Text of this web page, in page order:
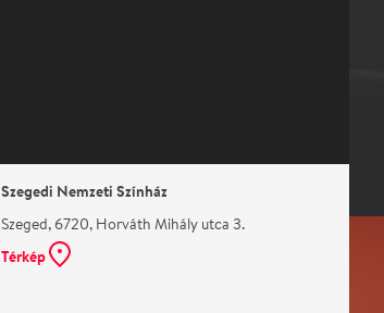
Szegedi Nemzeti Színház
Szeged, 6720, Horváth Mihály utca 3.
Térkép